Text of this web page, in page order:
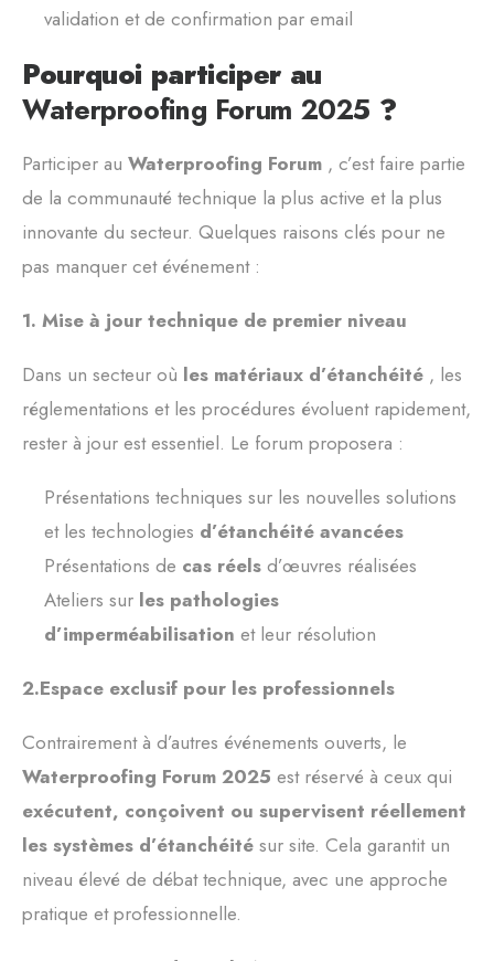
validation et de confirmation par email
Pourquoi participer au
Waterproofing Forum 2025 ?
Participer au Waterproofing Forum , c’est faire partie
de la communauté technique la plus active et la plus
innovante du secteur. Quelques raisons clés pour ne
pas manquer cet événement :
1. Mise à jour technique de premier niveau
Dans un secteur où les matériaux d’étanchéité , les
réglementations et les procédures évoluent rapidement,
rester à jour est essentiel. Le forum proposera :
Présentations techniques sur les nouvelles solutions
et les technologies d’étanchéité avancées
Présentations de cas réels d’œuvres réalisées
Ateliers sur les pathologies
d’imperméabilisation et leur résolution
2.Espace exclusif pour les professionnels
Contrairement à d’autres événements ouverts, le
Waterproofing Forum 2025 est réservé à ceux qui
exécutent, conçoivent ou supervisent réellement
les systèmes d’étanchéité sur site. Cela garantit un
niveau élevé de débat technique, avec une approche
pratique et professionnelle.